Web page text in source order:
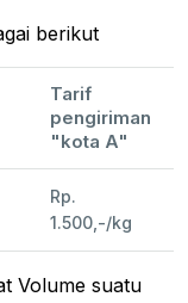
berikut
Tarif
pengiriman
"kota A"
Rp.
1.500,-/kg
Volume suatu